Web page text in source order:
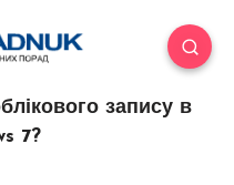
запису в
7?